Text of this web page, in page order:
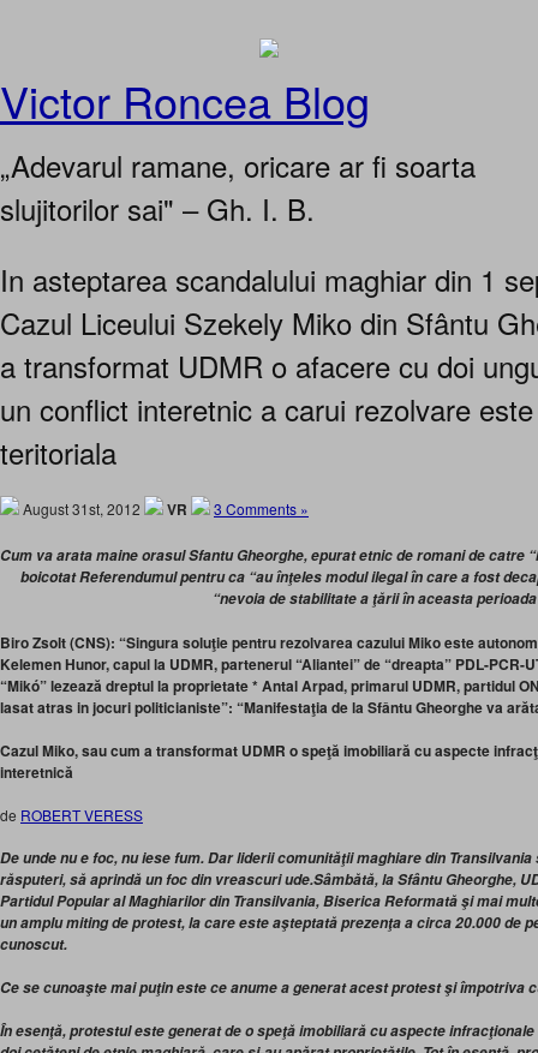
Victor Roncea Blog
„Adevarul ramane, oricare ar fi soarta
slujitorilor sai" – Gh. I. B.
In asteptarea scandalului maghiar din 1
Cazul Liceului Szekely Miko din Sfântu
a transformat UDMR o afacere cu doi
un conflict interetnic a carui rezolvare
teritoriala
August 31st, 2012 VR 3 Comments »
Cum va arata maine orasul Sfantu Gheorghe, epurat etnic de romani de catre
boicotat Referendumul pentru ca “au înţelesmodul ilegal în care a fost
“nevoia de stabilitate a ţării în aceasta
Biro Zsolt (CNS): “Singura soluţie pentru rezolvarea cazului Miko este
KelemenHunor, capul la UDMR, partenerul “Aliantei” de “dreapta” PDL-PCR-
“Mikó” lezează dreptul la proprietate * Antal Arpad, primarul UDMR, partidul
lasat atras in jocuri politicianiste”: “Manifestaţia de la Sfântu Gheorghe va
Cazul Miko, sau cum a transformat UDMR o speţă imobiliară cu aspecte
interetnică
de ROBERT VERESS
De unde nu e foc, nu iese fum. Dar liderii comunităţii maghiare din
răsputeri, să aprindă un foc din vreascuri ude.Sâmbătă, la Sfântu Gheorghe,
Partidul Popular al Maghiarilor din Transilvania, Biserica Reformată şi mai
un amplu miting de protest, la care este aşteptată prezenţa a circa 20.000 de
cunoscut.
Ce se cunoaşte mai puţin este ce anume a generat acest protest şi împotriva
În esenţă, protestul este generat de o speţă imobiliară cu aspecte